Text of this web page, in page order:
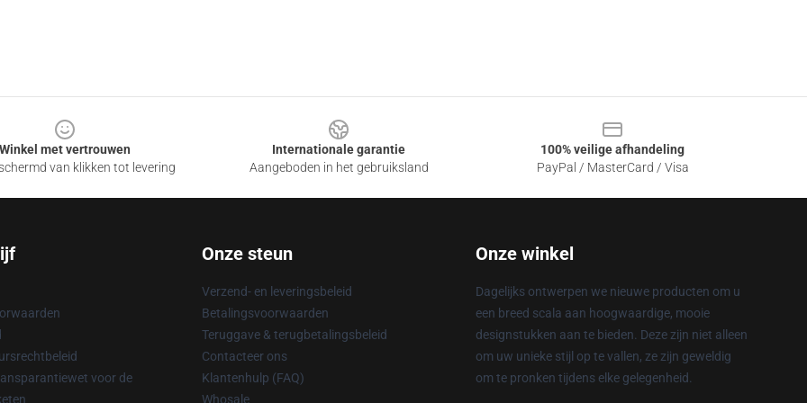
Winkel met vertrouwen
van klikken tot levering
Internationale garantie
Aangeboden in het gebruiksland
100% veilige afhandeling
PayPal / MasterCard / Visa
voor de
Onze steun
Verzend- en leveringsbeleid
Betalingsvoorwaarden
Teruggave & terugbetalingsbeleid
Contacteer ons
Klantenhulp (FAQ)
Whosale
Onze winkel
Dagelijks ontwerpen we nieuwe producten om u
een breed scala aan hoogwaardige, mooie
designstukken aan te bieden. Deze zijn niet alleen
om uw unieke stijl op te vallen, ze zijn geweldig
om te pronken tijdens elke gelegenheid.